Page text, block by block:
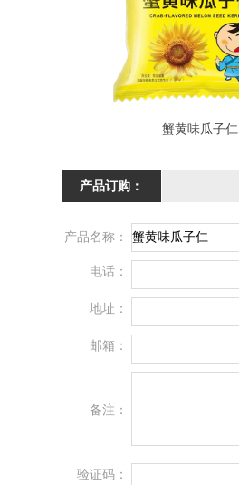
蟹黄味瓜子仁
产品订购：
产品名称：
电话：
地址：
邮箱：
备注：
验证码：